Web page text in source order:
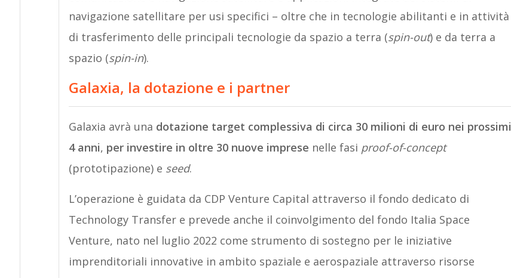
navigazione satellitare per usi specifici – oltre che in tecnologie abilitanti e in attività
di trasferimento delle principali tecnologie da spazio a terra (spin-out) e da terra a
spazio (spin-in).
Galaxia, la dotazione e i partner
Galaxia avrà una dotazione target complessiva di circa 30 milioni di euro nei prossimi
4 anni, per investire in oltre 30 nuove imprese nelle fasi proof-of-concept
(prototipazione) e seed.
L’operazione è guidata da CDP Venture Capital attraverso il fondo dedicato di
Technology Transfer e prevede anche il coinvolgimento del fondo Italia Space
Venture, nato nel luglio 2022 come strumento di sostegno per le iniziative
imprenditoriali innovative in ambito spaziale e aerospaziale attraverso risorse